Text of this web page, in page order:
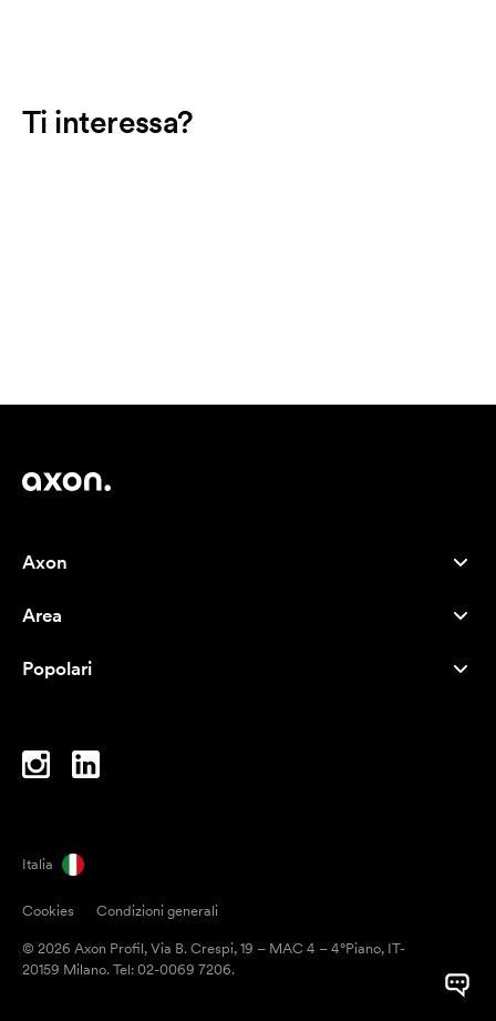
Ti interessa?
Axon
Chi siamo
Careers
Area
I più venduti
Ispirazione
Popolari
Blocchi per appunti
Ombrelli
Italia
Cookies
Condizioni generali
© 2026 Axon Profil, Via B. Crespi, 19 – MAC 4 – 4°Piano, IT-
20159 Milano. Tel: 02-0069 7206.